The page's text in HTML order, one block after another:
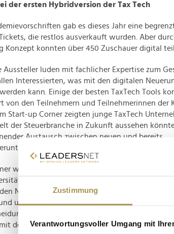
Zustimmung
Verantwortungsvoller Umgang mit
der ersten Hybridversion der Tax Tech
gab es dieses Jahr eine
die restlos ausverkauft wurden. Aber
Konzept konnten über 450 Zuschauer digital
Aussteller luden mit fachlicher Expertise zum
Interessierten, was mit den digitalen
kann. Einige der besten TaxTech Tools
von den Teilnehmern und Teilnehmerinnen der
Start-up Corner zeigten junge TaxTech
der Steuerbranche in Zukunft aussehen
Austausch zwischen neuen und bereits
wurde auf der TaxTech Konferenz 2020 die
Personen aus der
Next Generation Studentinnen und
um ihre digitalen Wünsche und Aktivitäten zu
aus der Steuerbranche, Wirtschaft
den aktuellen Entwicklungen aus der